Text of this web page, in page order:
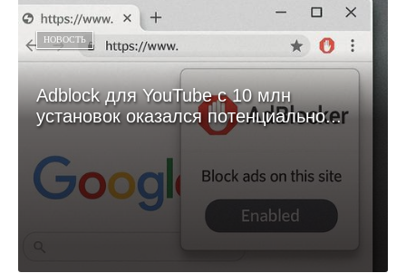
НОВОСТЬ
Adblock для YouTube с 10 млн
установок оказался потенциально...